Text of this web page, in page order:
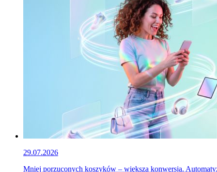
29.07.2026
Mniej porzuconych koszyków – większa konwersja.